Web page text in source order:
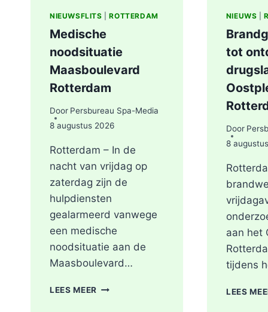
NIEUWSFLITS |ROTTERDAM
Medische
noodsituatie
Maasboulevard
Rotterdam
Door Persbureau Spa-Media
8 augustus 2026
Rotterdam – In de
nacht van vrijdag op
zaterdag zijn de
hulpdiensten
gealarmeerd vanwege
een medische
noodsituatie aan de
Maasboulevard…
LEES MEER MEDISCHE
NIEUWS |
tot
Door
8
aan het
tijdens
LEES